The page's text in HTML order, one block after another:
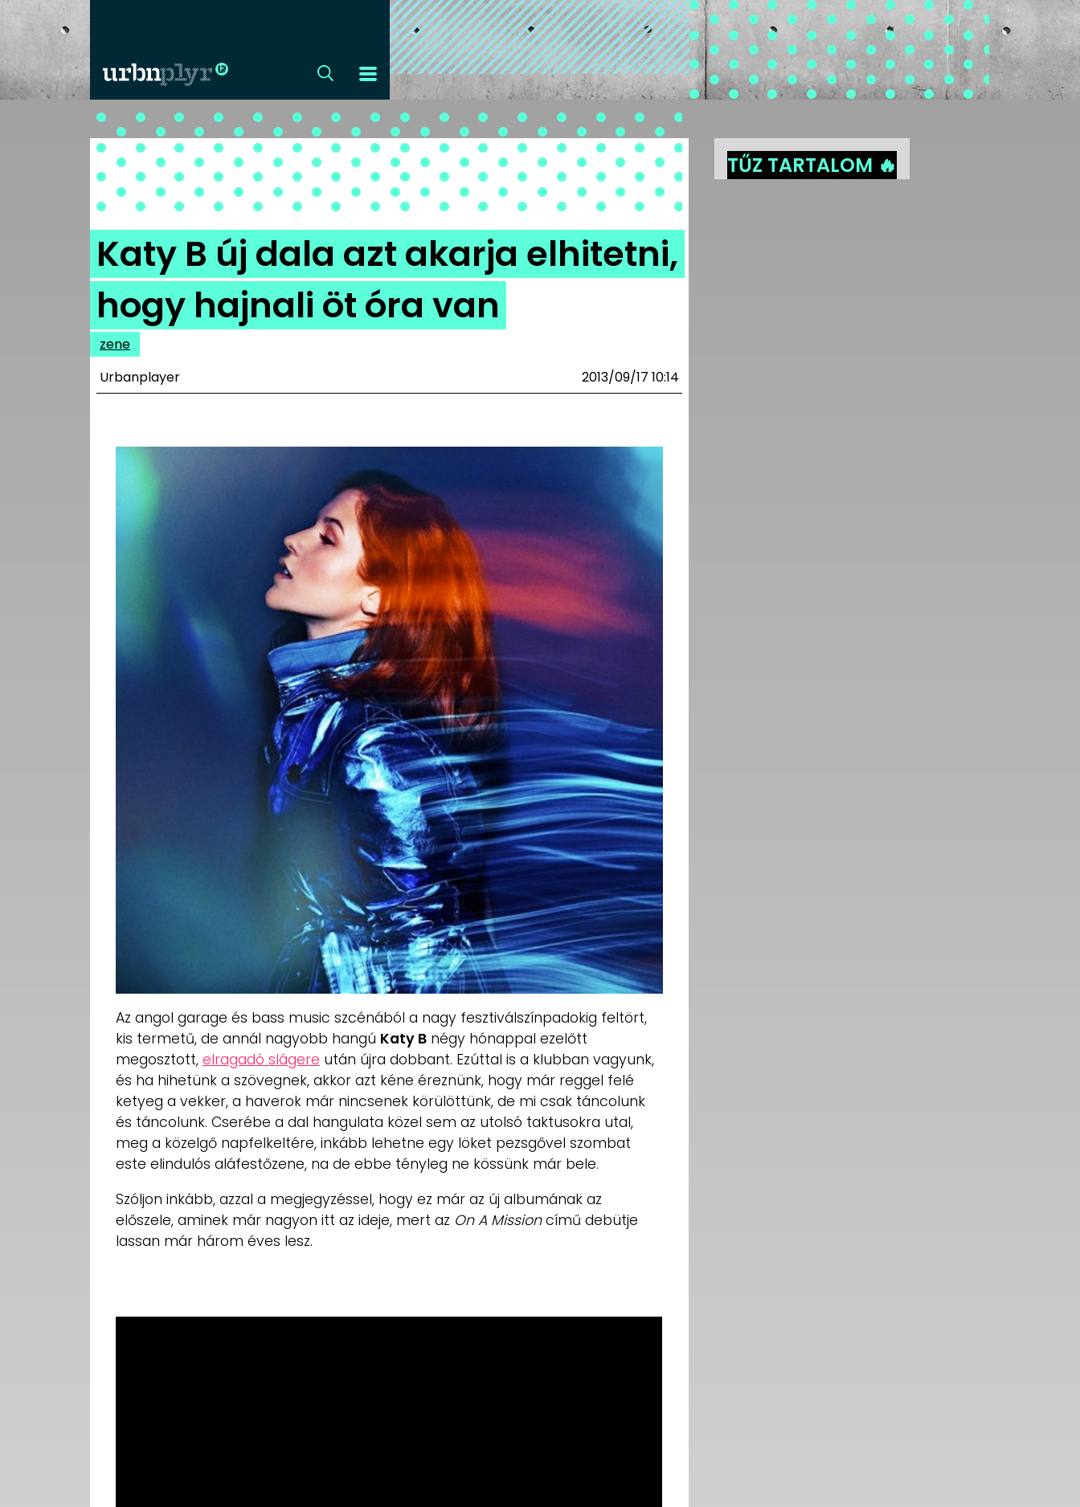
CÍMLAP
DIZÁJN
DIVAT
HIP
KULT
MÉDIAAJÁNLAT
Katy B új dala azt akarja elhitetni,
hogy hajnali öt óra van
zene
Urbanplayer
2013/09/17 10:14
Az angol garage és bass music szcénából a nagy fesztiválszínpadokig feltört,
kis termetű, de annál nagyobb hangú Katy B négy hónappal ezelőtt
megosztott, elragadó slágere után újra dobbant. Ezúttal is a klubban vagyunk,
és ha hihetünk a szövegnek, akkor azt kéne éreznünk, hogy már reggel felé
ketyeg a vekker, a haverok már nincsenek körülöttünk, de mi csak táncolunk
és táncolunk. Cserébe a dal hangulata közel sem az utolsó taktusokra utal,
meg a közelgő napfelkeltére, inkább lehetne egy löket pezsgővel szombat
este elindulós aláfestőzene, na de ebbe tényleg ne kössünk már bele.
Szóljon inkább, azzal a megjegyzéssel, hogy ez már az új albumának az
előszele, aminek már nagyon itt az ideje, mert az On A Missioncímű debütje
lassan már három éves lesz.
TŰZ TARTALOM 🔥